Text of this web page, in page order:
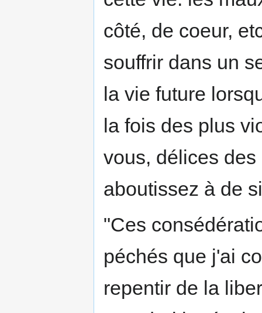
côté, de coeur,
souffrir dans un
la vie future
la fois des plus
vous, délices
aboutissez à de
"Ces
péchés que j'ai
repentir de la